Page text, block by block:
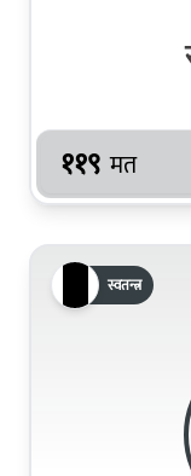
११९ मत
स्वतन्त्र